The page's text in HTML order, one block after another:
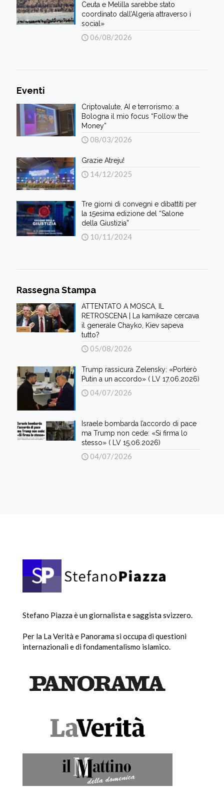
Ceuta e Melilla sarebbe stato
coordinato dall’Algeria attraverso i
social»
06/08/2026
Eventi
Criptovalute, AI e terrorismo: a
Bologna il mio focus “Follow the
Money”
08/03/2026
Grazie Atreju!
14/12/2025
Tre giorni di convegni e dibattiti per
la 15esima edizione del “Salone
della Giustizia”
10/11/2024
Rassegna Stampa
ATTENTATO A MOSCA, IL
RETROSCENA | La kamikaze cercava
il generale Chayko, Kiev sapeva
tutto?
05/08/2026
Trump rassicura Zelensky: «Porterò
Putin a un accordo» ( LV 17.06.2026)
04/07/2026
Israele bombarda l’accordo di pace
ma Trump non cede: «Si firma lo
stesso» ( LV 15.06.2026)
04/07/2026
Stefano Piazza è un giornalista e saggista svizzero.
Per la La Verità e Panorama si occupa di questioni
internazionali e di fondamentalismo islamico.